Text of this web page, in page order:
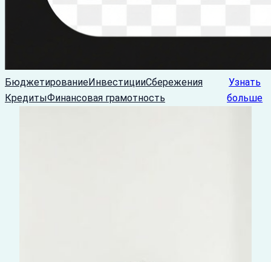
БюджетированиеИнвестицииСбережения
КредитыФинансовая грамотность
Узнать
больше